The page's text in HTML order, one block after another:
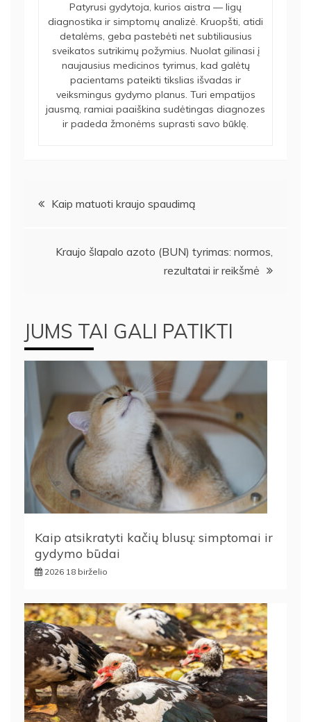
Patyrusi gydytoja, kurios aistra — ligų
diagnostika ir simptomų analizė. Kruopšti, atidi
detalėms, geba pastebėti net subtiliausius
sveikatos sutrikimų požymius. Nuolat gilinasi į
naujausius medicinos tyrimus, kad galėtų
pacientams pateikti tikslias išvadas ir
veiksmingus gydymo planus. Turi empatijos
jausmą, ramiai paaiškina sudėtingas diagnozes
ir padeda žmonėms suprasti savo būklę.
Navigacija
Kaip matuoti kraujo spaudimą
Kraujo šlapalo azoto (BUN) tyrimas: normos,
rezultatai ir reikšmė
JUMS TAI GALI PATIKTI
Kaip atsikratyti kačių blusų: simptomai ir
gydymo būdai
2026 18 birželio